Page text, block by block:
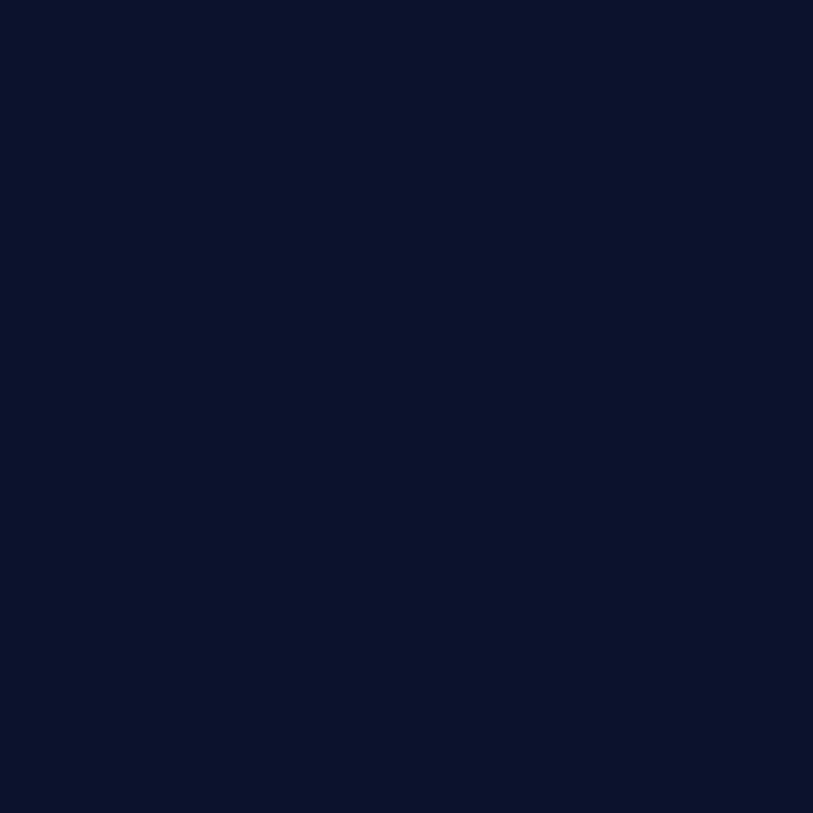
Tiere
dynamische Therapietechniken bietet. Das Therapieprinzip basiert auf sehr niedrigen Temperaturen, die
und wohldosierte Kompression kombiniert, um Schwellungen in der betroffenen Region zu reduzieren.
ohne manuellen Aufwand
Entzündungen gehemmt und der Heilungsprozess unterstützt – ganz ohne manuelle Anwendung.
das Formular ausfüllen und absenden, wir beantworten Ihre Anfrage schnellstmöglich.